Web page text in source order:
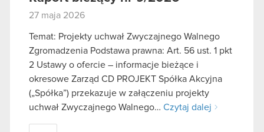
27 maja 2026
Temat: Projekty uchwał Zwyczajnego Walnego
Zgromadzenia Podstawa prawna: Art. 56 ust. 1 pkt
2 Ustawy o ofercie – informacje bieżące i
okresowe Zarząd CD PROJEKT Spółka Akcyjna
(„Spółka”) przekazuje w załączeniu projekty
uchwał Zwyczajnego Walnego… Czytaj dalej